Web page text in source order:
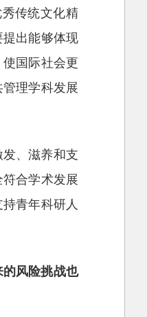
传统文化精
出能够体现
国际社会更
理学科发展
、滋养和支
合学术发展
青年科研人
风险挑战也